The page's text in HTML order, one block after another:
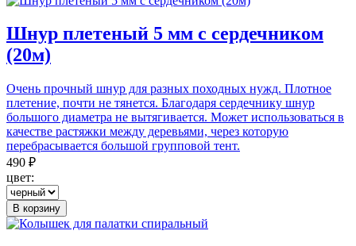
Шнур плетеный 5 мм с сердечником
(20м)
Очень прочный шнур для разных походных нужд. Плотное
плетение, почти не тянется. Благодаря сердечнику шнур
большого диаметра не вытягивается. Может использоваться в
качестве растяжки между деревьями, через которую
перебрасывается большой групповой тент.
490 ₽
цвет:
В корзину